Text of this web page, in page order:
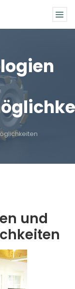
und